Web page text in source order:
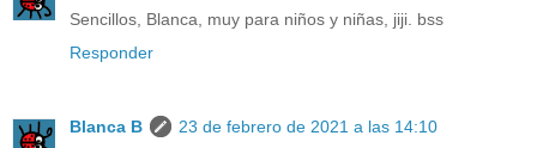
Sencillos, Blanca, muy para niños y niñas, jiji. bss
Responder
Blanca B
23 de febrero de 2021 a las 14:10